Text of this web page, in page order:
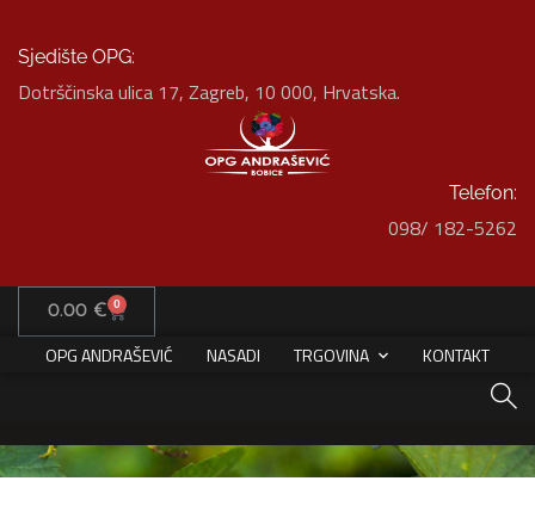
Sjedište OPG:
Dotrščinska ulica 17, Zagreb, 10 000, Hrvatska.
Telefon:
098/ 182-5262
0.00 € 0
OPG ANDRAŠEVIĆ NASADI TRGOVINA KONTAKT